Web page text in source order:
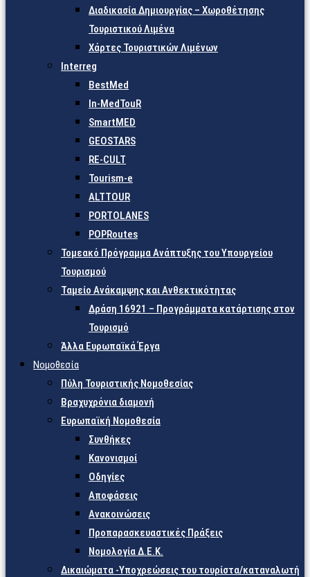
Διαδικασία Δημιουργίας – Χωροθέτησης
Τουριστικού Λιμένα
Χάρτες Τουριστικών Λιμένων
Interreg
BestMed
In-MedTouR
SmartMED
GEOSTARS
RE-CULT
Tourism-e
ALTTOUR
PORTOLANES
POPRoutes
Τομεακό Πρόγραμμα Ανάπτυξης του Υπουργείου
Τουρισμού
Ταμείο Ανάκαμψης και Ανθεκτικότητας
Δράση 16921 – Προγράμματα κατάρτισης στον
Τουρισμό
Άλλα Ευρωπαϊκά Έργα
Νομοθεσία
Πύλη Τουριστικής Νομοθεσίας
Βραχυχρόνια διαμονή
Ευρωπαϊκή Νομοθεσία
Συνθήκες
Κανονισμοί
Οδηγίες
Αποφάσεις
Ανακοινώσεις
Προπαρασκευαστικές Πράξεις
Νομολογία Δ.Ε.Κ.
Δικαιώματα -Υποχρεώσεις του τουρίστα/καταναλωτή